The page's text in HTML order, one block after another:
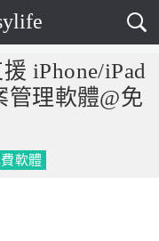
iPhone/iPad
管理軟體@免
軟體